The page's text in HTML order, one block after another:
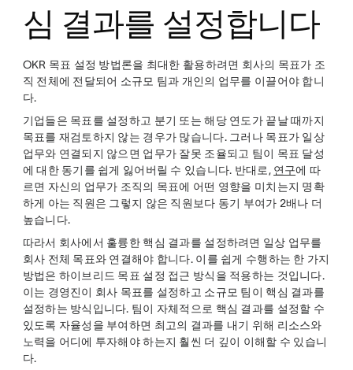
심 결과를 설정합니다
OKR 목표 설정 방법론을 최대한 활용하려면 회사의 목표가 조
직 전체에 전달되어 소규모 팀과 개인의 업무를 이끌어야 합니
다.
기업들은 목표를 설정하고 분기 또는 해당 연도가 끝날 때까지
목표를 재검토하지 않는 경우가 많습니다. 그러나 목표가 일상
업무와 연결되지 않으면 업무가 잘못 조율되고 팀이 목표 달성
에 대한 동기를 쉽게 잃어버릴 수 있습니다. 반대로, 연구에 따
르면 자신의 업무가 조직의 목표에 어떤 영향을 미치는지 명확
하게 아는 직원은 그렇지 않은 직원보다 동기 부여가 2배나 더
높습니다.
따라서 회사에서 훌륭한 핵심 결과를 설정하려면 일상 업무를
회사 전체 목표와 연결해야 합니다. 이를 쉽게 수행하는 한 가지
방법은 하이브리드 목표 설정 접근 방식을 적용하는 것입니다.
이는 경영진이 회사 목표를 설정하고 소규모 팀이 핵심 결과를
설정하는 방식입니다. 팀이 자체적으로 핵심 결과를 설정할 수
있도록 자율성을 부여하면 최고의 결과를 내기 위해 리소스와
노력을 어디에 투자해야 하는지 훨씬 더 깊이 이해할 수 있습니
다.